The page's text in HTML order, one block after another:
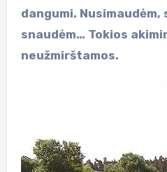
dangumi.
snaudėm… Tokios
neužmirštamos.